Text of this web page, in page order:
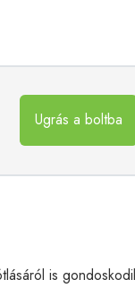
Ugrás a boltba
is